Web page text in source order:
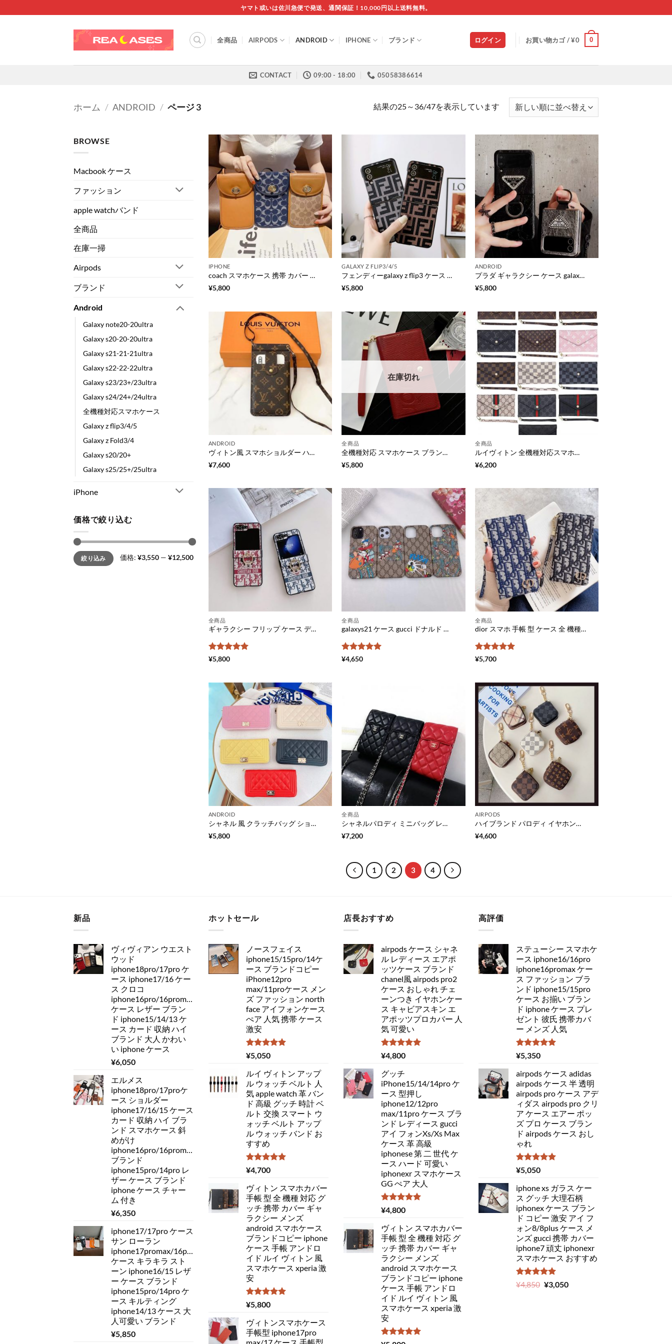
to
ヤマト或いは佐川急便で発送、通関保証！10,000円以上送料無料。
全商品 AIRPODS ANDROID IPHONE ブランド ログイン お買い物カゴ /¥0 0
CONTACT 09:00 - 18:00 05058386614
ホーム / ANDROID / ページ 3 結果の25～36/47を表示しています新
順
BROWSE
Macbook ケース
ファッション
apple watchバンド
全商品
在庫一掃
Airpods
ブランド
Android
Galaxy note20-20ultra
Galaxy s20-20-20ultra
Galaxy s21-21-21ultra
Galaxy s22-22-22ultra
Galaxy s23/23+/23ultra
Galaxy s24/24+/24ultra
全機種対応スマホケース
Galaxy z flip3/4/5
Galaxy z Fold3/4
Galaxy s20/20+
Galaxy s25/25+/25ultra
iPhone
価格で絞り込む
最
低
価
最
高
価
絞り込み 価格: ¥3,550 — ¥12,500
IPHONE
coach スマホケース 携帯 カバー 全 機種 対応 コーチ ミニ バッグ スマホポシェット スマホ ショルダー ハイ ブランド カード ケース 財布 代わり
¥5,800
GALAXY Z FLIP3/4/5
フェンディーgalaxy z flip3 ケース ブランド galaxy z flip4 ケース かわいい galaxy z fold3 ケース おすすめ huawei スマホケース
¥5,800
ANDROID
プラダ ギャラクシー ケース galaxy z flip4 ケース かわいい ハイブランド galaxy z flip3 ケース おしゃれ galaxy ケース 韓国 流行り
¥5,800
ANDROID
ヴィトン風 スマホショルダー ハイブランド スマホポシェット 縦型 ポーチ 財布 代わり ルイ ヴィトン ミニ バッグ 斜めがけ 小物入れ
¥7,600
在庫切れ
全商品
全機種対応 スマホケース ブランドコピー supreme iphone15/14 手帳型ケース ヴィトン 携帯 ケース アンドロイド galaxy aquos スマホケース スライド 式
¥5,800
全商品
ルイヴィトン 全機種対応スマホケース レター型 iphone15/14 ケース 三つ折り 手帳型 Xperia ギャラクシーケース AQUOS sense4/5 携帯 カバー ブランド スライド式
¥6,200
全商品
ギャラクシー フリップ ケース ディオール 折り畳み スマホケース ブランド スマホ ケース ミッキー ディズニー ギャラクシー flip5/4 ケース リング
5段階中
¥5,800
全商品
galaxys21 ケース gucci ドナルド ギャラクシーs21+/s20 プラス ケース グッチ ディズニー 携帯カバー galaxy s21 ultra 可愛い galaxy s10/ノート9 スマホケース ブランドコピー
5段階中
¥4,650
全商品
dior スマホ 手帳 型 ケース 全 機種 対応 オブリーク柄 ディオール オリジナル スマホ ケース android レディース ギャラクシー 携帯 ケース 落下防止 シャープ アンドロイド ワン ケース ブランドコピー xperia iphone 手帳カバー 安い
5段階中
¥5,700
ANDROID
シャネル 風 クラッチバッグ ショルダー レディース CHANEL スマホポーチ 手作り 全機種対応 スマホ保護カバー ハイブランド クラッチバッグ 2way ミニバッグ 大人 かわいい お財布 ポシェット 人気
¥5,800
全商品
シャネルパロディ ミニバッグ レディース chanelマトラッセ フラップ バッグ スマホケース フリーサイズ スマホポーチ ショルダー ブランドコピー スマホポシェット 人気 ギフト 送料無料
¥7,200
AIRPODS
ハイブランド パロディ イヤホンポーチ おしゃれ ルイヴィトン airpods pro ケース レザー ワイヤレスイヤホン ケースカバー 大人可愛い gucci風 エアーポッズケース 落下防止 バーバリー イヤホン収納ケース コインケース 薄型
¥4,600
1 2 3 4
新品
ヴィヴィアン ウエスト
ウッド
iphone18pro/17pro ケ
ース iphone17/16 ケー
ス クロコ
iphone16pro/16promax
ケース レザー ブラン
ド iphone15/14/13 ケ
ース カード 収納 ハイ
ブランド 大人 かわい
い iphone ケース
¥6,050
エルメス
iphone18pro/17proケ
ース ショルダー
iphone17/16/15 ケース
カード 収納 ハイ ブラ
ンド スマホケース 斜
めがけ
iphone16pro/16promax
ブランド
iphone15pro/14pro レ
ザー ケース ブランド
iphone ケース チャー
ム 付き
¥6,350
iphone17/17pro ケース
サン ローラン
iphone17promax/16pro
ケース キラキラ スト
ーン iphone16/15 レザ
ー ケース ブランド
iphone15pro/14pro ケ
ース キルティング
iphone14/13 ケース 大
人可愛い ブランド
¥5,850
ホットセール
ノースフェイス
iphone15/15pro/14ケ
ース ブランドコピー
iPhone12pro
max/11proケース メン
ズ ファッション north
face アイフォンケース
ぺア 人気 携帯 ケース
激安
5段階中
5.00
¥5,050
ルイ ヴィトン アップ
ル ウォッチ ベルト 人
気 apple watch 革 バン
ド 高級 グッチ 時計 ベ
ルト 交換 スマート ウ
ォッチ ベルト アップ
ル ウォッチ バンド お
すすめ
5段階中
5.00
¥4,700
ヴィトン スマホカバー
手帳 型 全 機種 対応 グ
ッチ 携帯 カバー ギャ
ラクシー メンズ
android スマホケース
ブランドコピー iphone
ケース 手帳 アンドロ
イド ルイ ヴィトン 風
スマホケース xperia 激
安
5段階中
5.00
¥5,800
ヴィトンスマホケース
手帳型 iphone17pro
店長おすすめ
airpods ケース シャネ
ル レディース エアポ
ッツケース ブランド
chanel風 airpods pro2
ケース おしゃれ チェ
ーンつき イヤホンケー
ス キャビアスキン エ
アポッツプロカバー 人
気 可愛い
5段階中
5.00
¥4,800
グッチ
iPhone15/14/14pro ケ
ース 型押し
iphone12/12pro
max/11pro ケース ブラ
ンド レディース gucci
アイ フォンXs/Xs Max
ケース 革 高級
iphonese 第 二 世代 ケ
ース ハード 可愛い
iphonexr スマホケース
GG ぺア 大人
5段階中
5.00
¥4,800
ヴィトン スマホカバー
手帳 型 全 機種 対応 グ
ッチ 携帯 カバー ギャ
ラクシー メンズ
android スマホケース
ブランドコピー iphone
ケース 手帳 アンドロ
イド ルイ ヴィトン 風
スマホケース xperia 激
安
高評価
ステューシー スマホケ
ース iphone16/16pro
iphone16promax ケー
ス ファッション ブラ
ンド iphone15/15pro
ケース お揃い ブラン
ド iphone ケース プレ
ゼント 彼氏 携帯カバ
ー メンズ 人気
5段階中
5.00
¥5,350
airpods ケース adidas
airpods ケース 半 透明
airpods pro ケース アデ
ィダス airpods pro クリ
ア ケース エアー ポッ
ズ プロ ケース ブラン
ド airpods ケース おし
ゃれ
5段階中
5.00
¥5,050
iphone xs ガラス ケー
ス グッチ 大理石柄
iphonex ケース ブラン
ド コピー 激安 アイ フ
ォン8/8plus ケース メ
ンズ gucci 携帯 カバー
iphone7 頑丈 iphonexr
スマホケース おすすめ
5段階中
5.00
の評価
¥4,850 元
¥3,050現